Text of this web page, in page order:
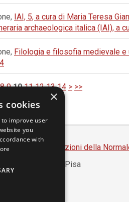
IAI, 5, a cura di Maria Teresa
archaeologica italica (IAI), a
Filologia e filosofia medievale e
8 9 10 11 12 13 14 > >>
Superiore
Edizioni della
7 - 56126 Pisa
×
cookies
to improve user
you
with